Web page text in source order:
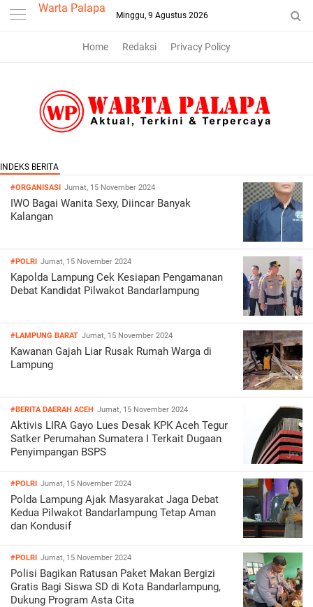
--> Warta Palapa
Minggu, 9 Agustus 2026
Home Redaksi Privacy Policy
#ORGANISASI Jumat, 15 November 2024
IWO Bagai Wanita Sexy, Diincar Banyak
Kalangan
#POLRI Jumat, 15 November 2024
Kapolda Lampung Cek Kesiapan Pengamanan
Debat Kandidat Pilwakot Bandarlampung
#LAMPUNG BARAT Jumat, 15 November 2024
Kawanan Gajah Liar Rusak Rumah Warga di
Lampung
#BERITA DAERAH ACEH Jumat, 15 November 2024
Aktivis LIRA Gayo Lues Desak KPK Aceh Tegur
Satker Perumahan Sumatera I Terkait Dugaan
Penyimpangan BSPS
#POLRI Jumat, 15 November 2024
Polda Lampung Ajak Masyarakat Jaga Debat
Kedua Pilwakot Bandarlampung Tetap Aman
dan Kondusif
#POLRI Jumat, 15 November 2024
Polisi Bagikan Ratusan Paket Makan Bergizi
Gratis Bagi Siswa SD di Kota Bandarlampung,
Dukung Program Asta Cita